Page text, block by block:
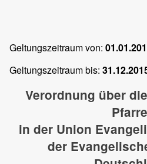
Geltungszeitraum von:
Geltungszeitraum bis:
Verordnung über
in der Union
der